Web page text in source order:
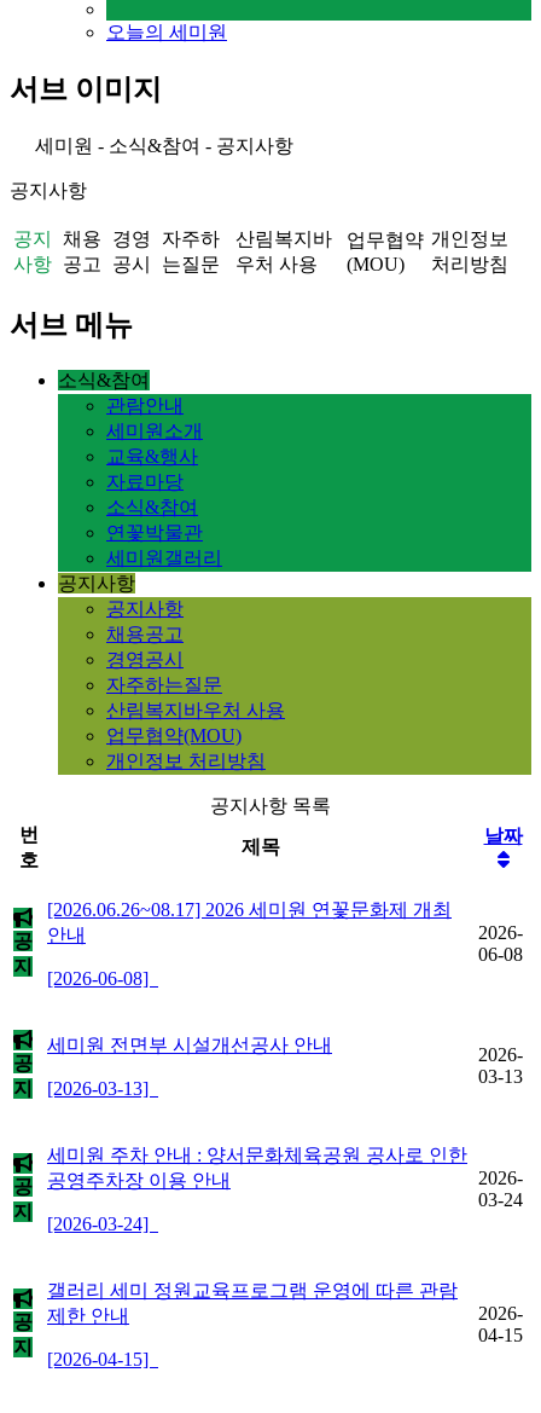
오늘의 세미원
서브 이미지
세미원 - 소식&참여 - 공지사항
공지사항
공지
사항
채용
공고
경영
공시
자주하
는질문
산림복지바
우처 사용
업무협약
(MOU)
개인정보
처리방침
서브 메뉴
소식&참여
관람안내
세미원소개
교육&행사
자료마당
소식&참여
연꽃박물관
세미원갤러리
공지사항
공지사항
채용공고
경영공시
자주하는질문
산림복지바우처 사용
업무협약(MOU)
개인정보 처리방침
공지사항 목록
번
호
제목
날짜
공
지
[2026.06.26~08.17] 2026 세미원 연꽃문화제 개최
안내
[2026-06-08]
2026-
06-08
공
지
세미원 전면부 시설개선공사 안내
[2026-03-13]
2026-
03-13
공
지
세미원 주차 안내 : 양서문화체육공원 공사로 인한
공영주차장 이용 안내
[2026-03-24]
2026-
03-24
공
지
갤러리 세미 정원교육프로그램 운영에 따른 관람
제한 안내
[2026-04-15]
2026-
04-15